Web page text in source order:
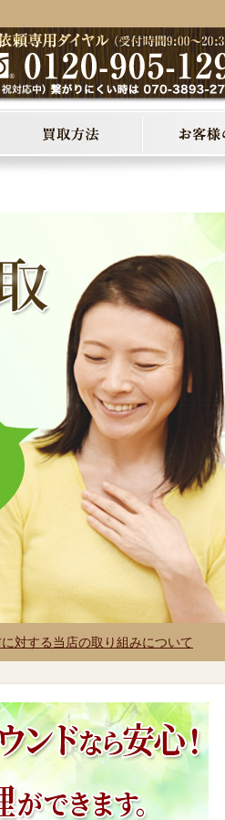
対する当店の取り組みについて